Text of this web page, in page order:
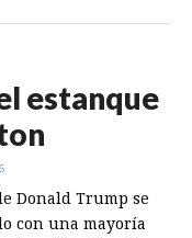
estanque
Donald Trump se
con una mayoría